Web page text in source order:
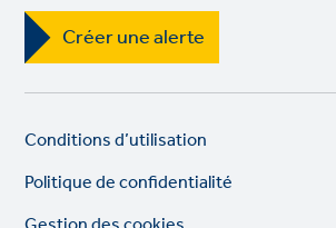
Créer une alerte
Legal
links
Conditions d’utilisation
Politique de confidentialité